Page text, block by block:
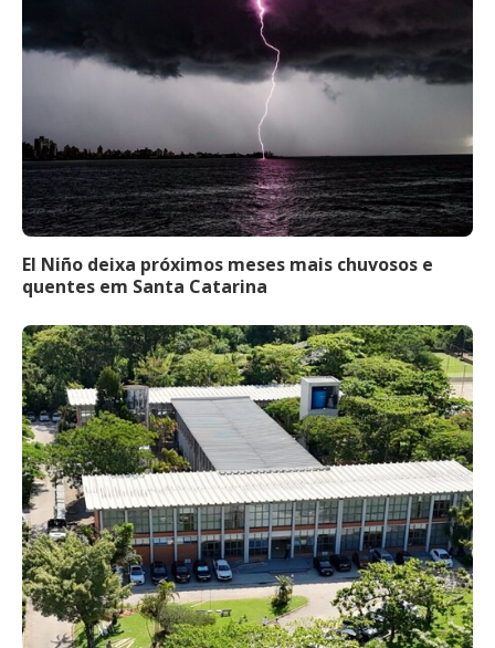
El Niño deixa próximos meses mais chuvosos e
quentes em Santa Catarina